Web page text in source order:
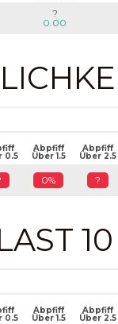
?
0.00
0.5
Abpfiff
Über 1.5
Abpfiff
Über 2.5
0% ?
0.5
Abpfiff
Über 1.5
Abpfiff
Über 2.5